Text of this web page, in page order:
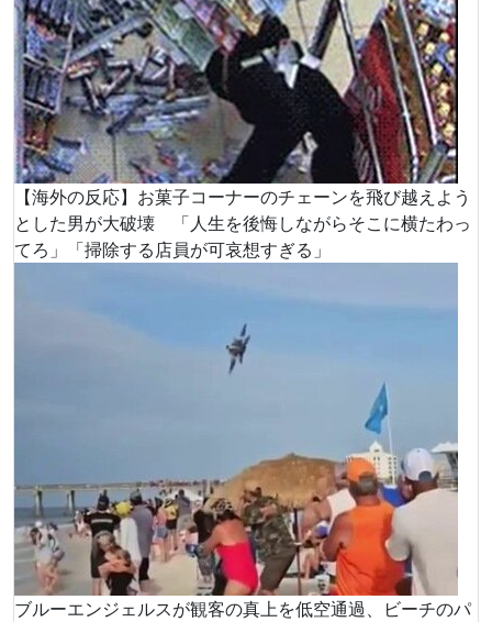
【海外の反応】お菓子コーナーのチェーンを飛び越えよう
とした男が大破壊 「人生を後悔しながらそこに横たわっ
てろ」「掃除する店員が可哀想すぎる」
ブルーエンジェルスが観客の真上を低空通過、ビーチのパ